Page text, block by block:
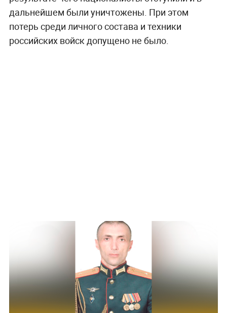
дальнейшем были уничтожены. При этом
потерь среди личного состава и техники
российских войск допущено не было.